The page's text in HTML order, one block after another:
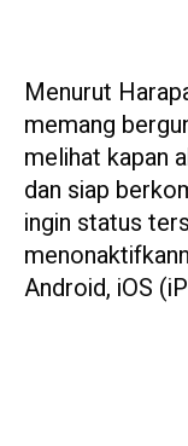
Menurut
memang
melihat kapan
dan siap
ingin status
Android, iOS